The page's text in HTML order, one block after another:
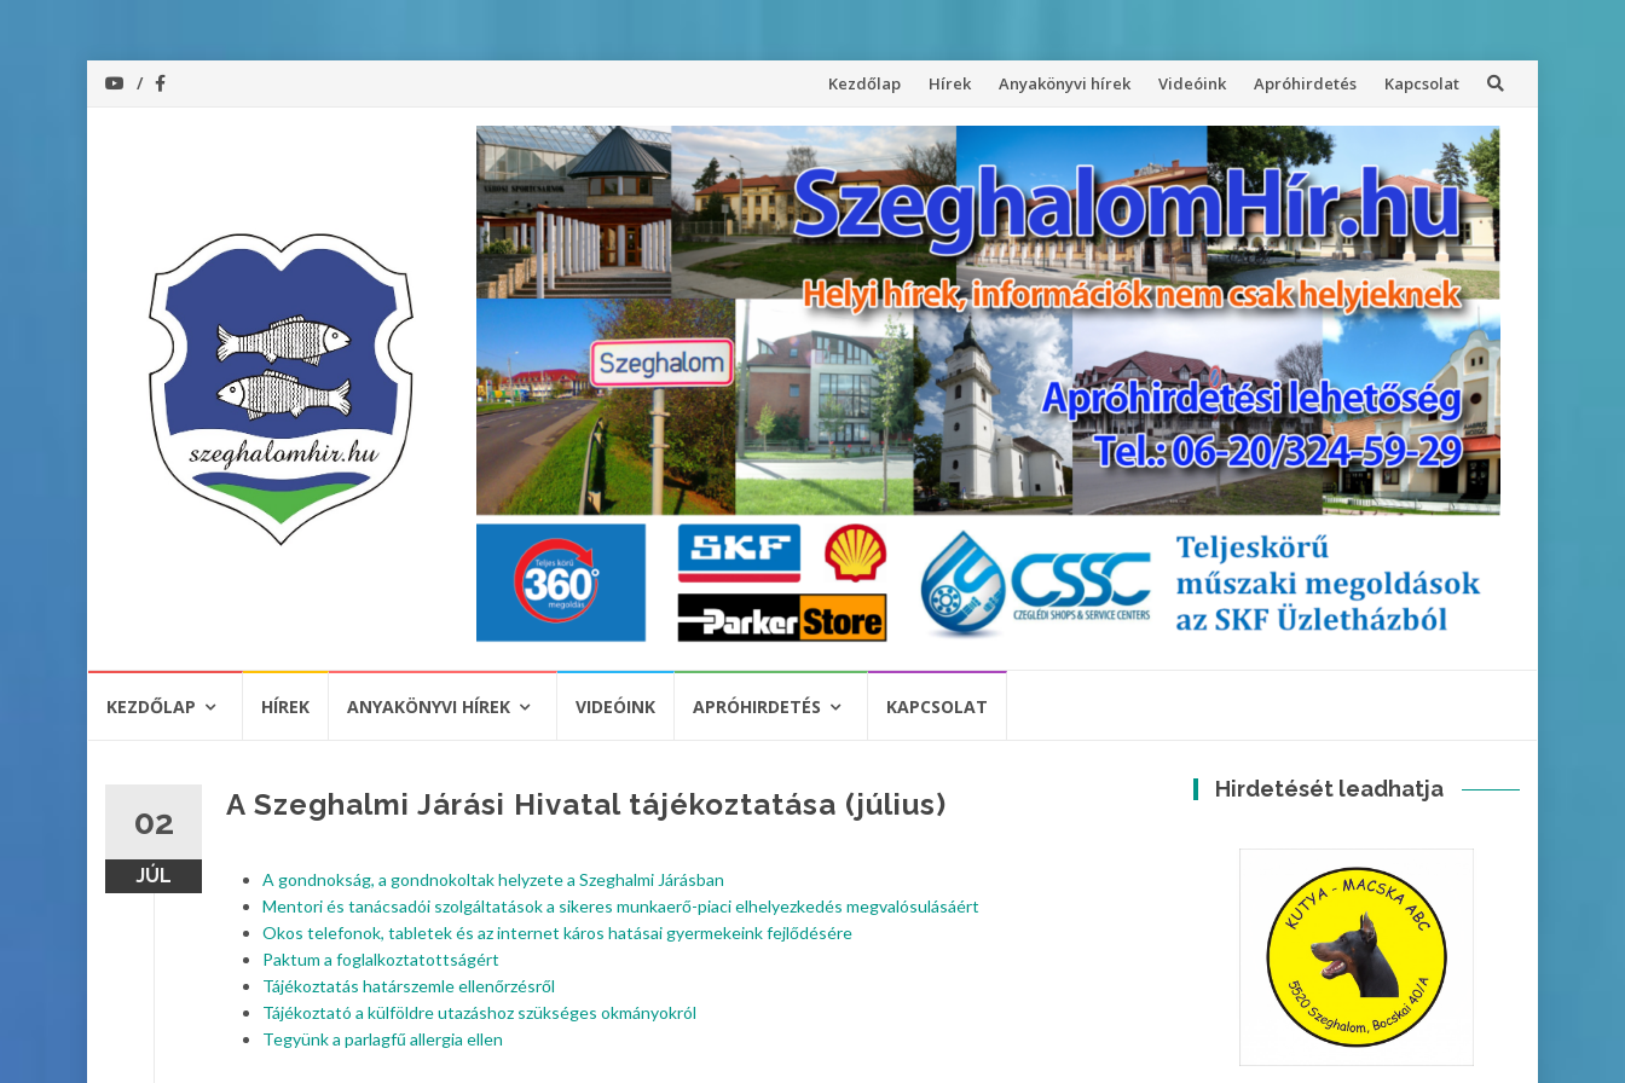
Kezdőlap Hírek Anyakönyvi hírek Videóink Apróhirdetés Kapcsolat
KEZDŐLAP HÍREK ANYAKÖNYVI HÍREK VIDEÓINK APRÓHIRDETÉS KAPCSOLAT
02
JÚL
A Szeghalmi Járási Hivatal tájékoztatása (július)
A gondnokság, a gondnokoltak helyzete a Szeghalmi Járásban
Mentori és tanácsadói szolgáltatások a sikeres munkaerő-piaci elhelyezkedés megvalósulásáért
Okos telefonok, tabletek és az internet káros hatásai gyermekeink fejlődésére
Paktum a foglalkoztatottságért
Tájékoztatás határszemle ellenőrzésről
Tájékoztató a külföldre utazáshoz szükséges okmányokról
Tegyünk a parlagfű allergia ellen
Hirdetését leadhatja